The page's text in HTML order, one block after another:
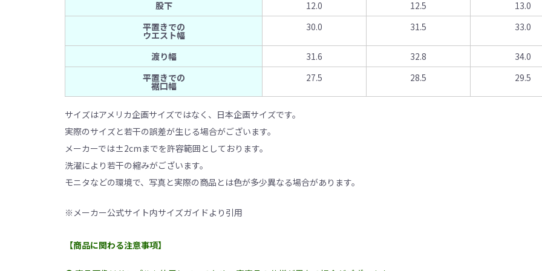
股下
12.0 12.5 13.0
平置きでの
ウエスト幅
30.0 31.5 33.0
渡り幅 31.6 32.8 34.0
平置きでの
裾口幅
27.5 28.5 29.5
サイズはアメリカ企画サイズではなく、日本企画サイズです。
実際のサイズと若干の誤差が生じる場合がございます。
メーカーでは±2cmまでを許容範囲としております。
洗濯により若干の縮みがございます。
モニタなどの環境で、写真と実際の商品とは色が多少異なる場合があります。
※メーカー公式サイト内サイズガイドより引用
【商品に関わる注意事項】